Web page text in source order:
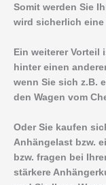
Somit werden Sie
wird sicherlich
Ein weiterer Vorteil
hinter einen
wenn Sie sich z.B.
den Wagen vom
Oder Sie kaufen
Anhängelast bzw.
bzw. fragen bei
stärkere